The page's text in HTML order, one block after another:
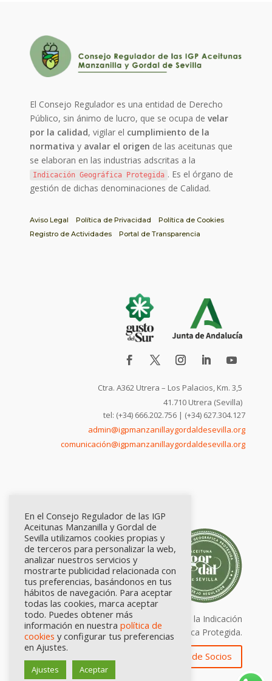
El Consejo Regulador es una entidad de Derecho
Público, sin ánimo de lucro, que se ocupa develar
por la calidad, vigilar el cumplimiento de la
normativa y avalar el origen de las aceitunas que
se elaboran en las industrias adscritas a la
Indicación Geográfica Protegida . Es el órgano de
gestión de dichas denominaciones de Calidad.
Aviso Legal Política de Privacidad
Política de Cookies
Registro de Actividades
Portal de Transparencia
Ctra. A362 Utrera – Los Palacios, Km. 3,5
41.710 Utrera (Sevilla)
tel: (+34) 666.202.756 | (+34) 627.304.127
admin@igpmanzanillaygordaldesevilla.org
comunicación@igpmanzanillaygordaldesevilla.org
Calidad certificada por Origen. Sellos de la Indicación
Geográfica Protegida.
Zona de Socios
En el Consejo Regulador de las IGP
Aceitunas Manzanilla y Gordal de
Sevilla utilizamos cookies propias y
de terceros para personalizar la web,
analizar nuestros servicios y
mostrarte publicidad relacionada con
tus preferencias, basándonos en tus
hábitos de navegación. Para aceptar
todas las cookies, marca aceptar
todo. Puedes obtener más
información en nuestra política de
cookies y configurar tus preferencias
en Ajustes.
Ajustes Aceptar